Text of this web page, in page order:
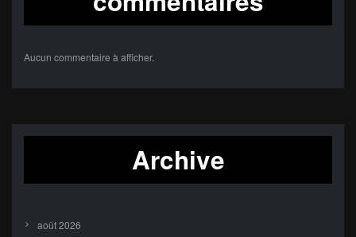
Aucun commentaire à afficher.
Archive
août 2026